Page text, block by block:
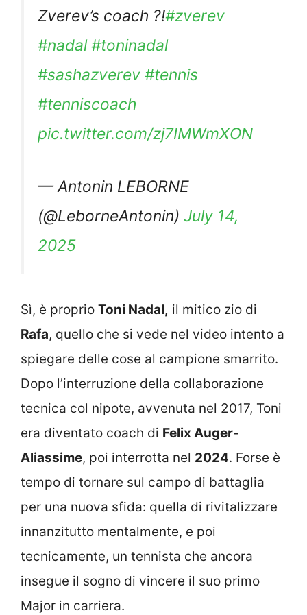
Zverev’s coach ?!#zverev
#nadal #toninadal
#sashazverev #tennis
#tenniscoach
pic.twitter.com/zj7IMWmXON
— Antonin LEBORNE
(@LeborneAntonin) July 14,
2025
Sì, è proprio Toni Nadal, il mitico zio di
Rafa, quello che si vede nel video intento a
spiegare delle cose al campione smarrito.
Dopo l’interruzione della collaborazione
tecnica col nipote, avvenuta nel 2017, Toni
era diventato coach di Felix Auger-
Aliassime, poi interrotta nel 2024. Forse è
tempo di tornare sul campo di battaglia
per una nuova sfida: quella di rivitalizzare
innanzitutto mentalmente, e poi
tecnicamente, un tennista che ancora
insegue il sogno di vincere il suo primo
Major in carriera.